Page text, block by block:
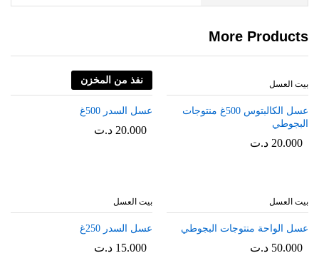
More Products
بيت العسل
عسل الكالبتوس 500غ منتوجات
البجوطي
20.000 د.ت
نفذ من المخزن
بيت العسل
عسل السدر 500غ
20.000 د.ت
بيت العسل
عسل الواحة منتوجات البجوطي
50.000 د.ت
بيت العسل
عسل السدر 250غ
15.000 د.ت